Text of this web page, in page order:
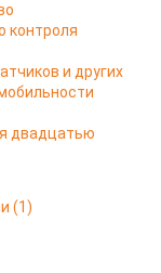
контроля
и других
двадцатью
(1)